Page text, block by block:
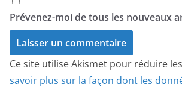
Prévenez-moi de tous les nouveaux
Ce site utilise Akismet pour réduire
savoir plus sur la façon dont les